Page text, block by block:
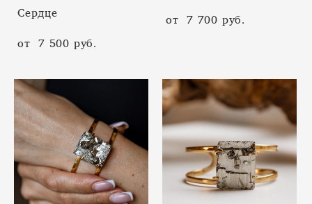
Сердце
от 7 500 pуб.
от 7 700 pуб.